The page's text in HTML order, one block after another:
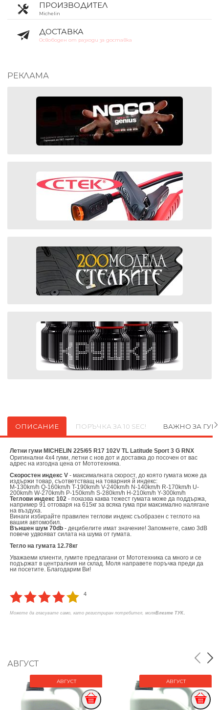
ПРОИЗВОДИТЕЛ
Michelin
ДОСТАВКА
Освободен от разходи за доставка
РЕКЛАМА
ОПИСАНИЕ ПОРЪЧКА ЗА 10 SEC! ВАЖНО ЗА
Летни гуми MICHELIN 225/65 R17 102V TL Latitude Sport 3 G RNX
Оригинални 4х4 гуми, летни с нов дот и доставка до посочен от вас
адрес на изгодна цена от Мототехника.
Скоростен индекс V - максималната скорост, до която гумата може да
издържи товар, съответстващ на товарния й индекс:
M-130km/h Q-160km/h T-190km/h V-240km/h N-140km/h R-170km/h U-
200km/h W-270km/h P-150km/h S-280km/h H-210km/h Y-300km/h
Теглови индекс 102 - показва каква тежест гумата може да поддържа,
например 91 отговаря на 615кг за всяка гума при максимално налягане
на въздуха.
Винаги избирайте правилен теглови индекс съобразен с теглото на
вашия автомобил.
Външен шум 70db - децибелите имат значение! Запомнете, само 3dB
повече удвояват силата на шума от гумата.
Тегло на гумата 12.78кг
Уважаеми клиенти, гумите предлагани от Мототехника са много и се
подържат в централния ни склад. Моля направете поръчка преди да
ни посетите. Благодарим Ви!
4
Можете да гласувате само, като регистриран потребител, моляВлезте ТУК
АВГУСТ
АВГУСТ АВГУСТ